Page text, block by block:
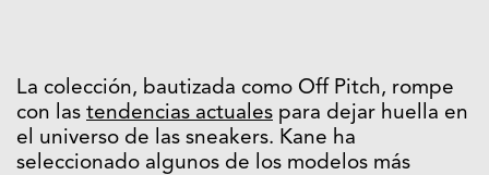
La colección, bautizada como Off Pitch, rompe
con las tendencias actuales para dejar huella en
el universo de las sneakers. Kane ha
seleccionado algunos de los modelos más